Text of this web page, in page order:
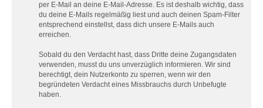
per E-Mail an deine E-Mail-Adresse. Es ist deshalb wichtig, dass
du deine E-Mails regelmäßig liest und auch deinen Spam-Filter
entsprechend einstellst, dass dich unsere E-Mails auch
erreichen.
Sobald du den Verdacht hast, dass Dritte deine Zugangsdaten
verwenden, musst du uns unverzüglich informieren. Wir sind
berechtigt, dein Nutzerkonto zu sperren, wenn wir den
begründeten Verdacht eines Missbrauchs durch Unbefugte
haben.